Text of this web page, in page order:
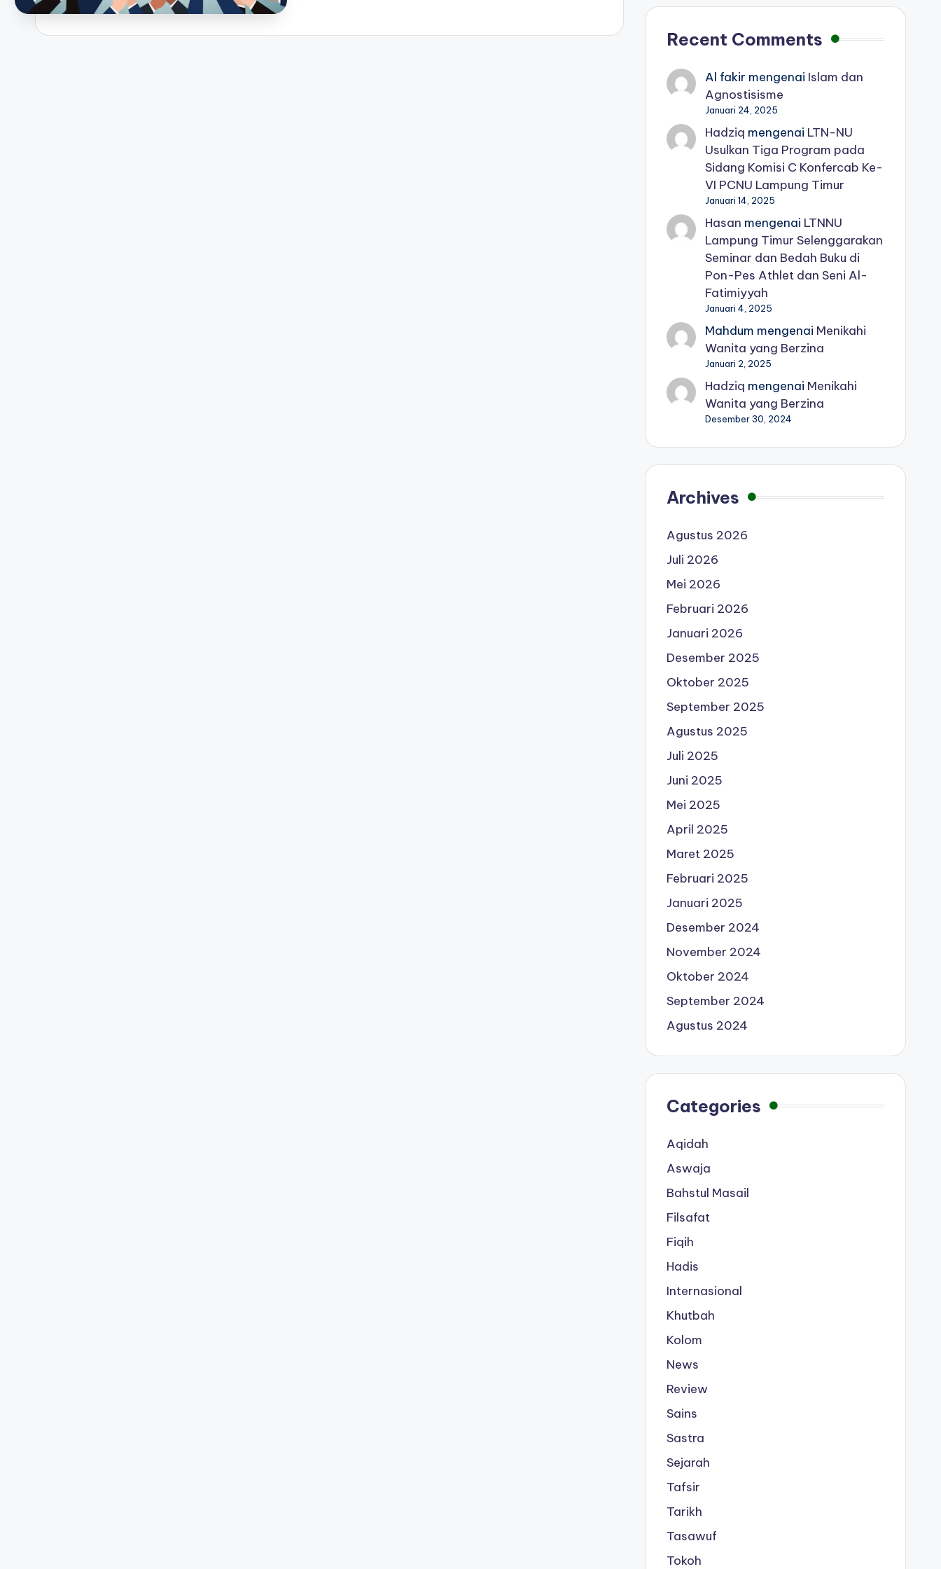
Recent Comments
Al fakir mengenai Islam dan
Agnostisisme
Januari 24, 2025
Hadziq mengenai LTN-NU
Usulkan Tiga Program pada
Sidang Komisi C Konfercab Ke-
VI PCNU Lampung Timur
Januari 14, 2025
Hasan mengenai LTNNU
Lampung Timur Selenggarakan
Seminar dan Bedah Buku di
Pon-Pes Athlet dan Seni Al-
Fatimiyyah
Januari 4, 2025
Mahdum mengenai Menikahi
Wanita yang Berzina
Januari 2, 2025
Hadziq mengenai Menikahi
Wanita yang Berzina
Desember 30, 2024
Archives
Agustus 2026
Juli 2026
Mei 2026
Februari 2026
Januari 2026
Desember 2025
Oktober 2025
September 2025
Agustus 2025
Juli 2025
Juni 2025
Mei 2025
April 2025
Maret 2025
Februari 2025
Januari 2025
Desember 2024
November 2024
Oktober 2024
September 2024
Agustus 2024
Categories
Aqidah
Aswaja
Bahstul Masail
Filsafat
Fiqih
Hadis
Internasional
Khutbah
Kolom
News
Review
Sains
Sastra
Sejarah
Tafsir
Tarikh
Tasawuf
Tokoh